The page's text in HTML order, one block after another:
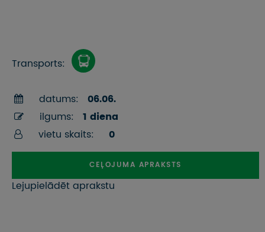
Transports:
datums:
06.06.
ilgums:
1 diena
vietu skaits:
0
CEĻOJUMA APRAKSTS
Lejupielādēt aprakstu